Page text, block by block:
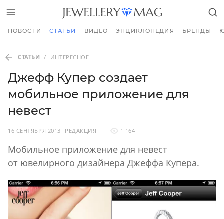
НОВОСТИ СТАТЬИ ВИДЕО ЭНЦИКЛОПЕДИЯ БРЕНДЫ
СТАТЬИ / ИНТЕРЕСНОЕ
Джефф Купер создает
мобильное приложение для
невест
16 СЕНТЯБРЯ 2013 РЕДАКЦИЯ 1 164
Мобильное приложение для невест
от ювелирного дизайнера Джеффа Купера.